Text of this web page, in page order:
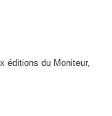
éditions du Moniteur,